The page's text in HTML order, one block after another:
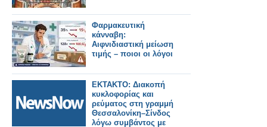
Φαρμακευτική
κάνναβη:
Αιφνιδιαστική μείωση
τιμής – ποιοι οι λόγοι
ΕΚΤΑΚΤΟ: Διακοπή
κυκλοφορίας και
ρεύματος στη γραμμή
Θεσσαλονίκη–Σίνδος
λόγω συμβάντος με